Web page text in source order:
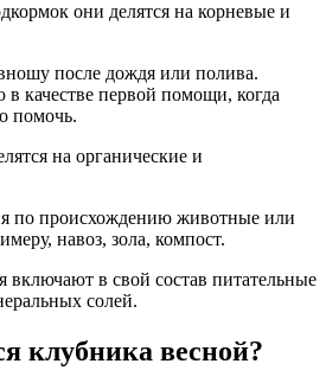
они делятся на корневые и
после дождя или полива.
качестве первой помощи, когда
помочь.
на органические и
по происхождению животные или
навоз, зола, компост.
в свой состав питательные
солей.
клубника весной?